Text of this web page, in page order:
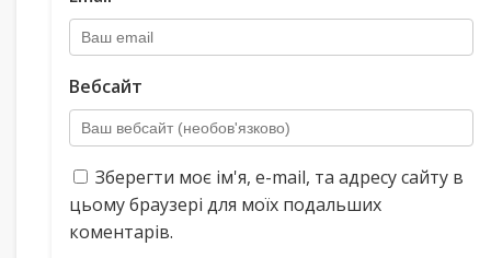
Вебсайт
Зберегти моє ім'я, e-mail, та адресу сайту в
цьому браузері для моїх подальших
коментарів.